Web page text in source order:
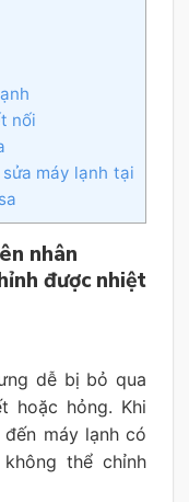
nối
máy lạnh tại
nhân
được nhiệt
dễ bị bỏ qua
hoặc hỏng. Khi
máy lạnh có
thể chỉnh